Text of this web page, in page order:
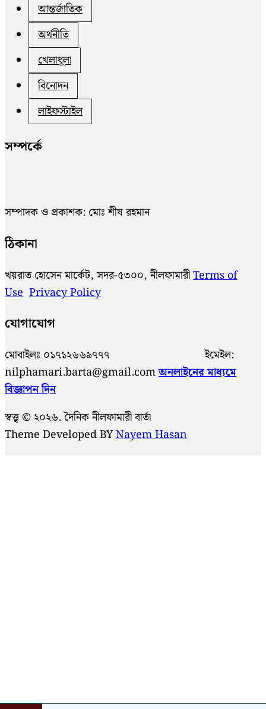
আন্তর্জাতিক
অর্থনীতি
খেলাধুলা
বিনোদন
লাইফস্টাইল
সম্পর্কে
সম্পাদক ও প্রকাশক: মোঃ শীষ রহমান
ঠিকানা
খয়রাত হোসেন মার্কেট, সদর-৫৩০০, নীলফামারীTerms of
Use Privacy Policy
যোগাযোগ
মোবাইলঃ ০১৭১২৬৬৯৭৭৭ ইমেইল:
nilphamari.barta@gmail.comঅনলাইনের মাধ্যমে
বিজ্ঞাপন দিন
স্বত্ত্ব © ২০২৬. দৈনিক নীলফামারী বার্তা
Theme Developed BYNayem Hasan